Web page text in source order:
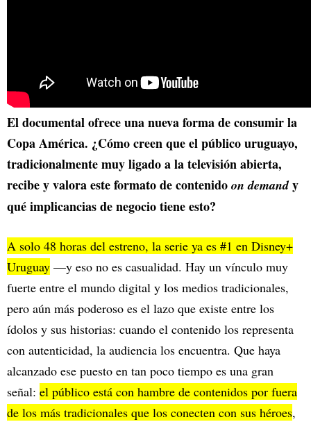
El documental ofrece una nueva forma de consumir la
Copa América. ¿Cómo creen que el público uruguayo,
tradicionalmente muy ligado a la televisión abierta,
recibe y valora este formato de contenido on demandy
qué implicancias de negocio tiene esto?
A solo 48 horas del estreno, la serie ya es #1 en Disney+
Uruguay —y eso no es casualidad. Hay un vínculo muy
fuerte entre el mundo digital y los medios tradicionales,
pero aún más poderoso es el lazo que existe entre los
ídolos y sus historias: cuando el contenido los representa
con autenticidad, la audiencia los encuentra. Que haya
alcanzado ese puesto en tan poco tiempo es una gran
señal: el público está con hambre de contenidos por fuera
de los más tradicionales que los conecten con sus héroes,